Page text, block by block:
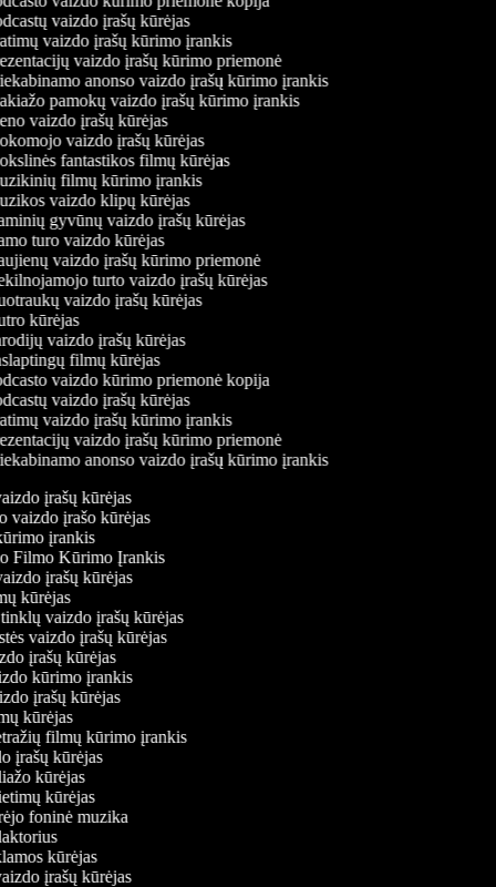
vaizdo įrašų kūrėjas
vaizdo įrašų kūrimo įrankis
vaizdo įrašų kūrimo priemonė
anonso vaizdo įrašų kūrimo įrankis
pamokų vaizdo įrašų kūrimo įrankis
vaizdo įrašų kūrėjas
vaizdo įrašų kūrėjas
fantastikos filmų kūrėjas
filmų kūrimo įrankis
vaizdo klipų kūrėjas
gyvūnų vaizdo įrašų kūrėjas
turo vaizdo kūrėjas
vaizdo įrašų kūrimo priemonė
turto vaizdo įrašų kūrėjas
vaizdo įrašų kūrėjas
kūrėjas
vaizdo įrašų kūrėjas
filmų kūrėjas
vaizdo kūrimo priemonė kopija
vaizdo įrašų kūrėjas
vaizdo įrašų kūrimo įrankis
vaizdo įrašų kūrimo priemonė
anonso vaizdo įrašų kūrimo įrankis
įrašų kūrėjas
vaizdo įrašo kūrėjas
įrankis
Filmo Kūrimo Įrankis
įrašų kūrėjas
kūrėjas
tinklų vaizdo įrašų kūrėjas
vaizdo įrašų kūrėjas
įrašų kūrėjas
kūrimo įrankis
įrašų kūrėjas
kūrėjas
filmų kūrimo įrankis
įrašų kūrėjas
kūrėjas
kūrėjas
foninė muzika
kūrėjas
įrašų kūrėjas